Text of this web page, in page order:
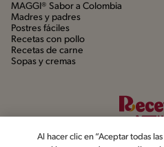
MAGGI® Sabor a Colombia
Madres y padres
Postres fáciles
Recetas con pollo
Recetas de carne
Sopas y cremas
Al hacer clic en “Aceptar todas